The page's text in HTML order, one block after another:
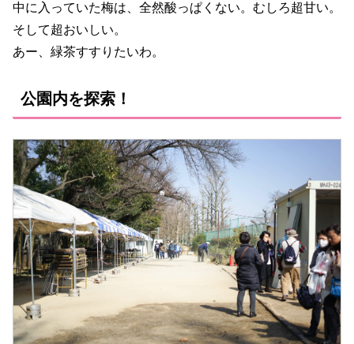
中に入っていた梅は、全然酸っぱくない。むしろ超甘い。
そして超おいしい。
あー、緑茶すすりたいわ。
公園内を探索！